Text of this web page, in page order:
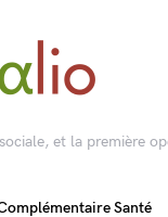
et la première
Santé